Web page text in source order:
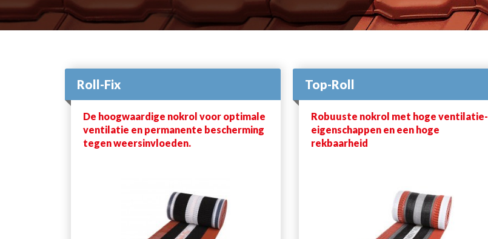
Roll-Fix
De hoogwaardige nokrol voor optimale
ventilatie en permanente bescherming
tegen weersinvloeden.
Top-Roll
Robuuste nokrol met hoge ventilatie-
eigenschappen en een hoge
rekbaarheid